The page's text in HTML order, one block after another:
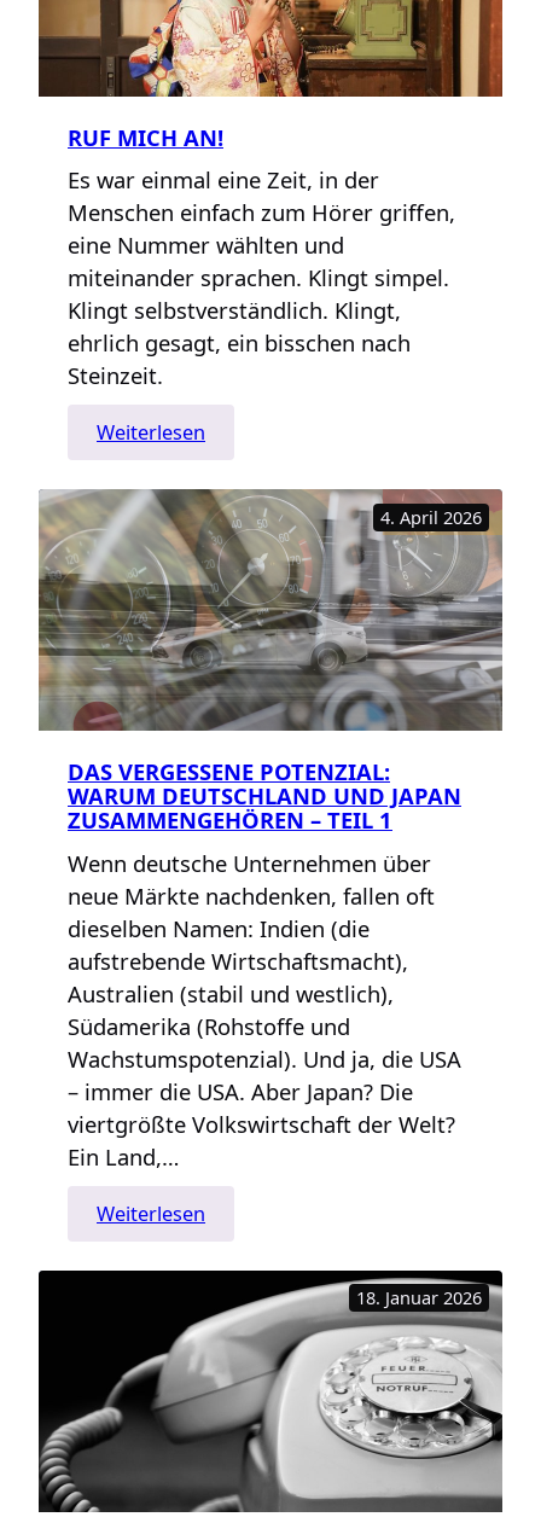
RUF MICH AN!
Es war einmal eine Zeit, in der
Menschen einfach zum Hörer griffen,
eine Nummer wählten und
miteinander sprachen. Klingt simpel.
Klingt selbstverständlich. Klingt,
ehrlich gesagt, ein bisschen nach
Steinzeit.
Weiterlesen
Ruf
mich
an!
4. April 2026
DAS VERGESSENE POTENZIAL:
WARUM DEUTSCHLAND UND JAPAN
ZUSAMMENGEHÖREN – TEIL 1
Wenn deutsche Unternehmen über
neue Märkte nachdenken, fallen oft
dieselben Namen: Indien (die
aufstrebende Wirtschaftsmacht),
Australien (stabil und westlich),
Südamerika (Rohstoffe und
Wachstumspotenzial). Und ja, die USA
– immer die USA. Aber Japan? Die
viertgrößte Volkswirtschaft der Welt?
Ein Land,…
Weiterlesen
Das
vergessene
Potenzial:
Warum
Deutschland
und
Japan
zusammengehören
Teil
18. Januar 2026